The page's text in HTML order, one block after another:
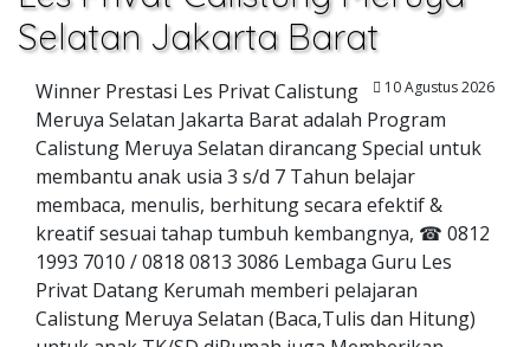
Selatan Jakarta Barat
10 Agustus 2026
Winner Prestasi Les Privat Calistung
Meruya Selatan Jakarta Barat adalah Program
Calistung Meruya Selatan dirancang Special untuk
membantu anak usia 3 s/d 7 Tahun belajar
membaca, menulis, berhitung secara efektif &
kreatif sesuai tahap tumbuh kembangnya, ☎ 0812
1993 7010 / 0818 0813 3086 Lembaga Guru Les
Privat Datang Kerumah memberi pelajaran
Calistung Meruya Selatan (Baca,Tulis dan Hitung)